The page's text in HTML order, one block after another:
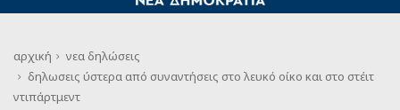
αρχική νεα δηλώσεις
δηλωσεις ύστερα από συναντήσεις στο λευκό οίκο και στο στέιτ
ντιπάρτμεντ